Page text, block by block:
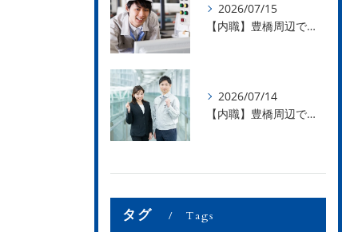
2026/07/15
【内職】豊橋周辺で内職のお仕事を探している方募集中！【急な学級閉鎖も安心】
2026/07/14
【内職】豊橋周辺で内職のお仕事を探している方募集中！【内職さまのお声②】
タグ Tags